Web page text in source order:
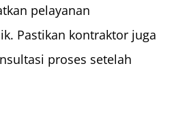
pelayanan
Pastikan kontraktor juga
proses setelah